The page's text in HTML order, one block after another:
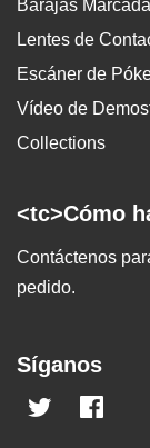
Barajas
Lentes de
Escáner de
Vídeo de
Collections
<tc>Cómo
Contáctenos
pedido.
Síganos
Twitter